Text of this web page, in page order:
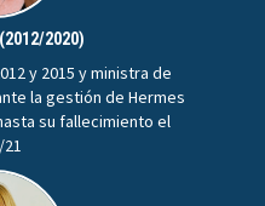
2020)
y 2015 y ministra de
la gestión de Hermes
su fallecimiento el